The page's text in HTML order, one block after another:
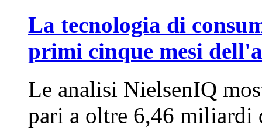
La tecnologia di
primi cinque mesi
Le analisi NielsenIQ
pari a oltre 6,46